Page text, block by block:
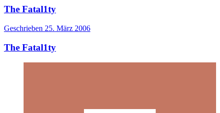
The Fatal1ty
Geschrieben 25. März 2006
The Fatal1ty